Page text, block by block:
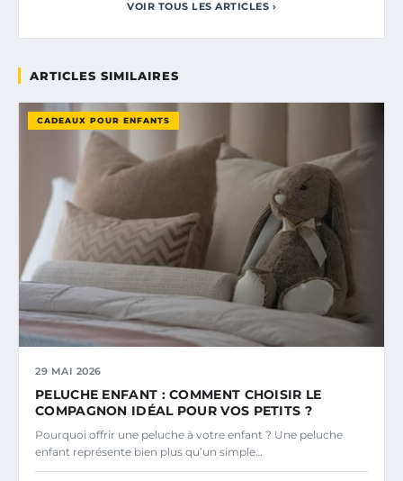
VOIR TOUS LES ARTICLES ›
ARTICLES SIMILAIRES
CADEAUX POUR ENFANTS
29 MAI 2026
PELUCHE ENFANT : COMMENT CHOISIR LE
COMPAGNON IDÉAL POUR VOS PETITS ?
Pourquoi offrir une peluche à votre enfant ? Une peluche
enfant représente bien plus qu’un simple…